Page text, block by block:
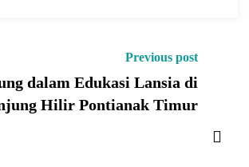
Previous post
dalam Edukasi Lansia di
Hilir Pontianak Timur